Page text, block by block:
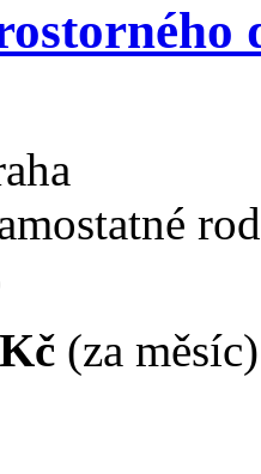
(za měsíc)